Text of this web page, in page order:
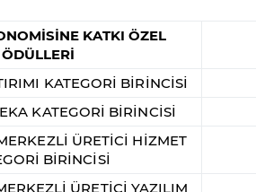
KATKI ÖZEL
ÖDÜLLERİ
KATEGORİ BİRİNCİSİ
KATEGORİ BİRİNCİSİ
ÜRETİCİ HİZMET
BİRİNCİSİ
ÜRETİCİ YAZILIM